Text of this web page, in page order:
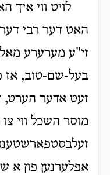
לויט ווי איך
האט דער רבי
זי"ע מערערע מאל
בעל-שם-טוב, אז
זעט אדער הערט,
מוסר השכל ווי
אפלערנען פון א